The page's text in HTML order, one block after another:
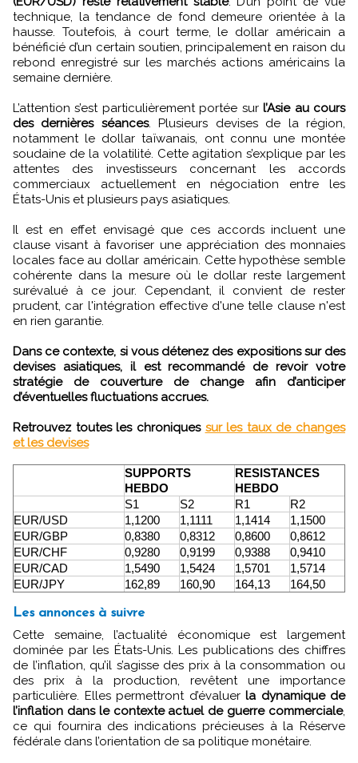
technique, la tendance de fond demeure orientée à la
hausse. Toutefois, à court terme, le dollar américain a
bénéficié d’un certain soutien, principalement en raison du
rebond enregistré sur les marchés actions américains la
semaine dernière.
L’attention s’est particulièrement portée surl’Asie au cours
des dernières séances. Plusieurs devises de la région,
notamment le dollar taïwanais, ont connu une montée
soudaine de la volatilité. Cette agitation s’explique par les
attentes des investisseurs concernant les accords
commerciaux actuellement en négociation entre les
États-Unis et plusieurs pays asiatiques.
Il est en effet envisagé que ces accords incluent une
clause visant à favoriser une appréciation des monnaies
locales face au dollar américain. Cette hypothèse semble
cohérente dans la mesure où le dollar reste largement
surévalué à ce jour. Cependant, il convient de rester
prudent, car l'intégration effective d'une telle clause n'est
en rien garantie.
Dans ce contexte, si vous détenez des expositions sur des
devises asiatiques, il est recommandé de revoir votre
stratégie de couverture de change afin d’anticiper
d’éventuelles fluctuations accrues.
Retrouvez toutes les chroniques sur les taux de changes
et les devises
SUPPORTS
HEBDO
RESISTANCES
HEBDO
S1
S2 R1
R2
EUR/USD
1,1200 1,1111 1,1414
1,1500
EUR/GBP
0,8380 0,8312 0,8600
0,8612
EUR/CHF
0,9280 0,9199 0,9388
0,9410
EUR/CAD
1,5490 1,5424 1,5701
1,5714
EUR/JPY
162,89 160,90 164,13 164,50
Les annonces à suivre
Cette semaine, l’actualité économique est largement
dominée par les États-Unis. Les publications des chiffres
de l’inflation, qu’il s’agisse des prix à la consommation ou
des prix à la production, revêtent une importance
particulière. Elles permettront d’évaluer la dynamique de
l’inflation dans le contexte actuel de guerre commerciale,
ce qui fournira des indications précieuses à la Réserve
fédérale dans l’orientation de sa politique monétaire.